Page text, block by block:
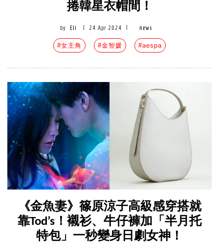
捲韓星衣帽間！
by Eli 24 Apr 2024 news
#女主角 #金智媛 #aespa
《金魚妻》篠原涼子高級感穿搭就
靠Tod’s！襯衫、牛仔褲加「半月托
特包」一秒變身日劇女神！